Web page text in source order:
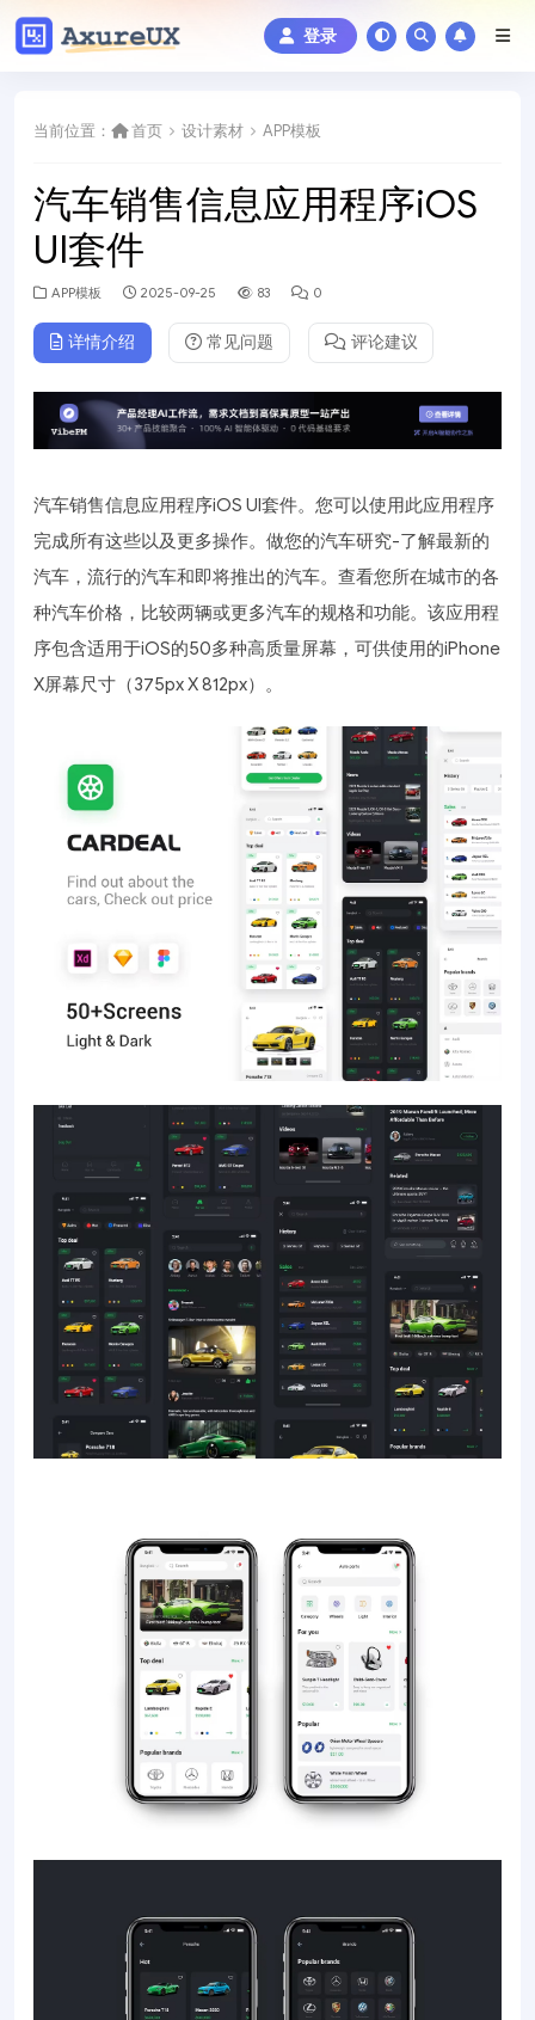
登录
当前位置： 首页 设计素材 APP模板
汽车销售信息应用程序iOS
UI套件
APP模板 2025-09-25 83 0
详情介绍 常见问题 评论建议
汽车销售信息应用程序iOS UI套件。您可以使用此应用程序
完成所有这些以及更多操作。做您的汽车研究-了解最新的
汽车，流行的汽车和即将推出的汽车。查看您所在城市的各
种汽车价格，比较两辆或更多汽车的规格和功能。该应用程
序包含适用于iOS的50多种高质量屏幕，可供使用的iPhone
X屏幕尺寸（375px X 812px）。